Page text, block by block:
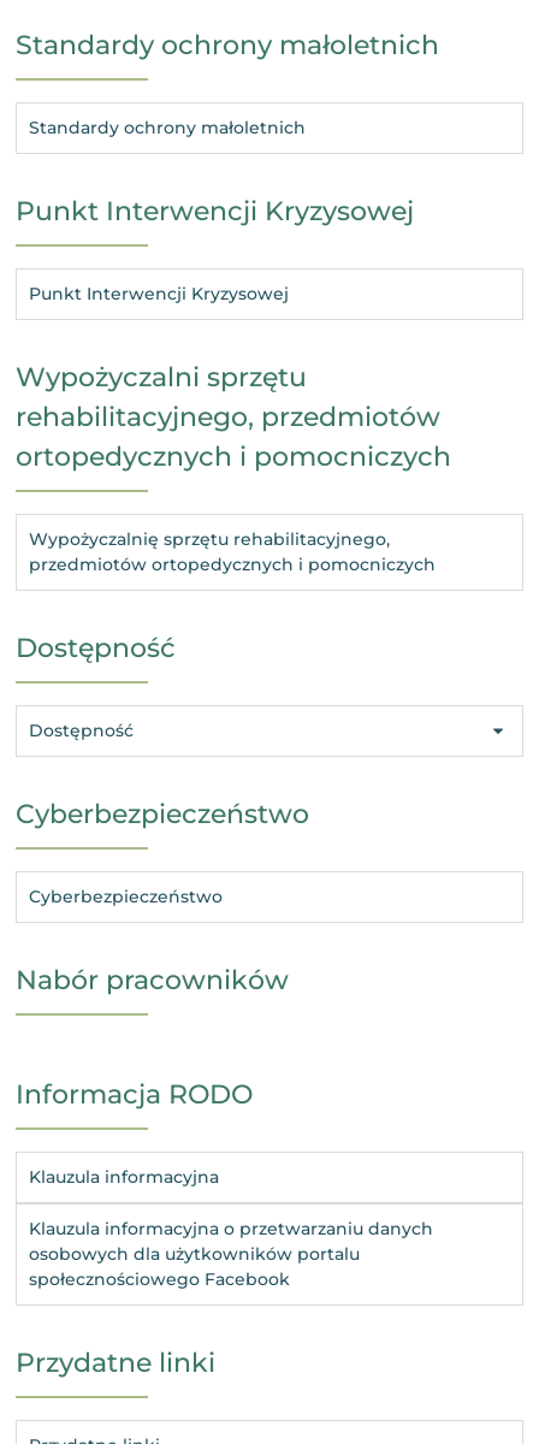
Standardy ochrony małoletnich
Standardy ochrony małoletnich
Punkt Interwencji Kryzysowej
Punkt Interwencji Kryzysowej
Wypożyczalni sprzętu
rehabilitacyjnego, przedmiotów
ortopedycznych i pomocniczych
Wypożyczalnię sprzętu rehabilitacyjnego,
przedmiotów ortopedycznych i pomocniczych
Dostępność
Dostępność
Cyberbezpieczeństwo
Cyberbezpieczeństwo
Nabór pracowników
Informacja RODO
Klauzula informacyjna
Klauzula informacyjna o przetwarzaniu danych
osobowych dla użytkowników portalu
społecznościowego Facebook
Przydatne linki